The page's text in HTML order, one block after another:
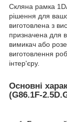
Скляна рамка
рішення для
виготовлена з
призначена для
вимикач або
виготовлення
інтер'єру.
Основні
(G86.1F-